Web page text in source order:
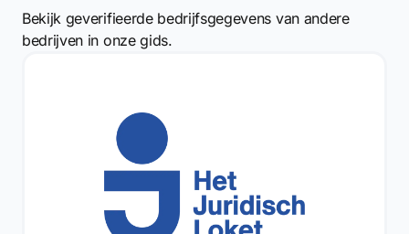
Bekijk geverifieerde bedrijfsgegevens van andere
bedrijven in onze gids.